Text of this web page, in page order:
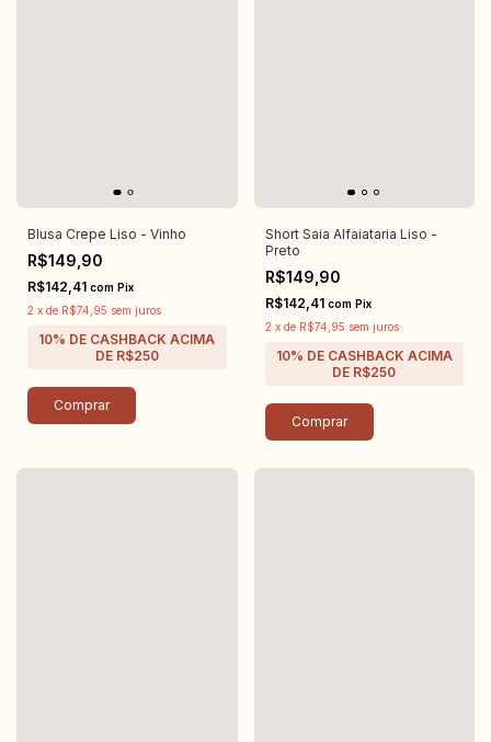
Blusa Crepe Liso - Vinho
R$149,90
R$142,41 com Pix
2 x de R$74,95 sem juros
Comprar
Short Saia Alfaiataria Liso -
Preto
R$149,90
R$142,41 com Pix
2 x de R$74,95 sem juros
Comprar